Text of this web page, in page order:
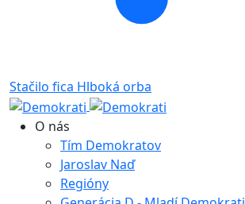
Stačilo fica Hlboká orba
O nás
Tím Demokratov
Jaroslav Naď
Regióny